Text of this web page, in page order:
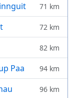
71 km
72 km
82 km
Paa 94 km
96 km